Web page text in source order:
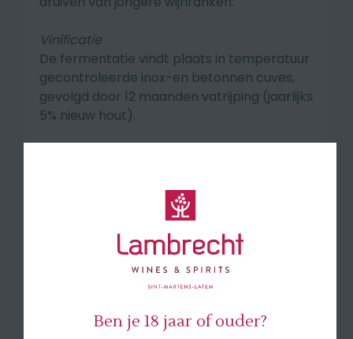
Vinificatie
De fermentatie vindt plaats in temperatuur
gecontroleerde inox-en betonnen cuves,
gevolgd door 12 maanden vatrijping (jaarlijks
5% nieuw hout).
rode bes en zwarte kers, aangevuld met
een subtiele kruidige toets. De aanzet is
zuiver in de mond met fijne tannines en een
soepele body. De afdronk is aanhoudend,
met een mooie expressie van rood fruit.
gevogeltewild, kazen met karakter (oude
Ben je 18 jaar of ouder?